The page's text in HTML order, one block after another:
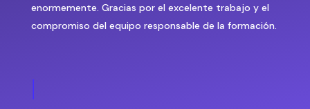
enormemente. Gracias por el excelente trabajo y el
compromiso del equipo responsable de la formación.
|